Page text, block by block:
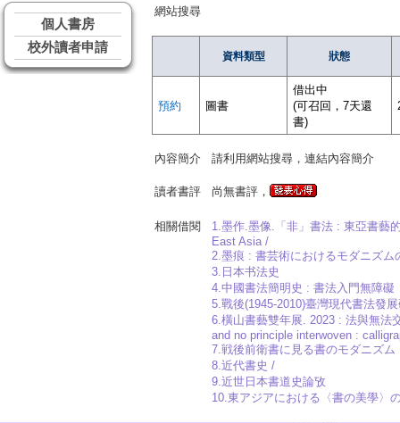
個人書房
校外讀者申請
網站搜尋
資料類型 狀態
預約 圖書
借出中
(可召回，7天還
書)
內容簡介 請利用網站搜尋，連結內容簡介
讀者書評 尚無書評，
相關借閱
1.墨作.墨像.「非」書法 : 東亞書藝
East Asia /
2.墨痕 : 書芸術におけるモダニズム
3.日本书法史
4.中國書法簡明史 : 書法入門無障礙
5.戰後(1945-2010)臺灣現代書法發
6.橫山書藝雙年展. 2023 : 法與無法
and no principle interwoven :
7.戦後前衛書に見る書のモダニズ
8.近代書史 /
9.近世日本書道史論攷
10.東アジアにおける〈書の美學〉